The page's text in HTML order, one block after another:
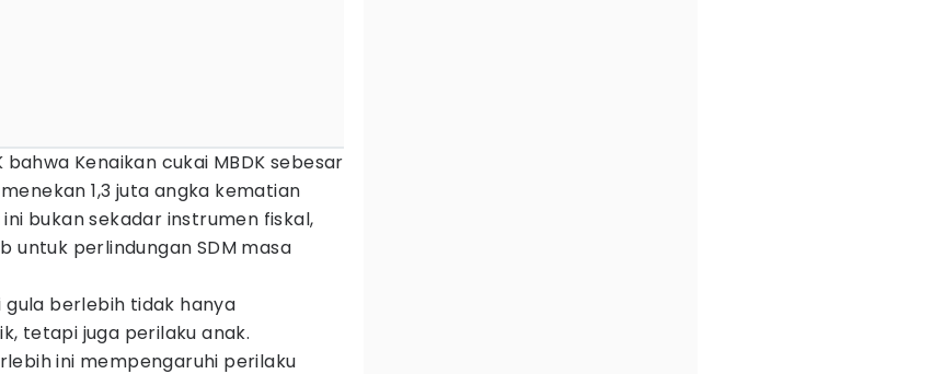
bahwa Kenaikan cukai MBDK sebesar
1,3 juta angka kematian
bukan sekadar instrumen fiskal,
untuk perlindungan SDM masa
berlebih tidak hanya
tetapi juga perilaku anak.
ini mempengaruhi perilaku